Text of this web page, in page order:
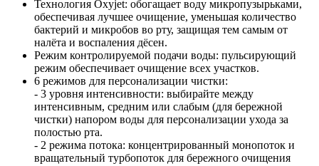
Технология Oxyjet: обогащает воду микропузырьками,
обеспечивая лучшее очищение, уменьшая количество
бактерий и микробов во рту, защищая тем самым от
налёта и воспаления дёсен.
Режим контролируемой подачи воды: пульсирующий
режим обеспечивает очищение всех участков.
6 режимов для персонализации чистки:
- 3 уровня интенсивности: выбирайте между
интенсивным, средним или слабым (для бережной
чистки) напором воды для персонализации ухода за
полостью рта.
- 2 режима потока: концентрированный монопоток и
вращательный турбопоток для бережного очищения